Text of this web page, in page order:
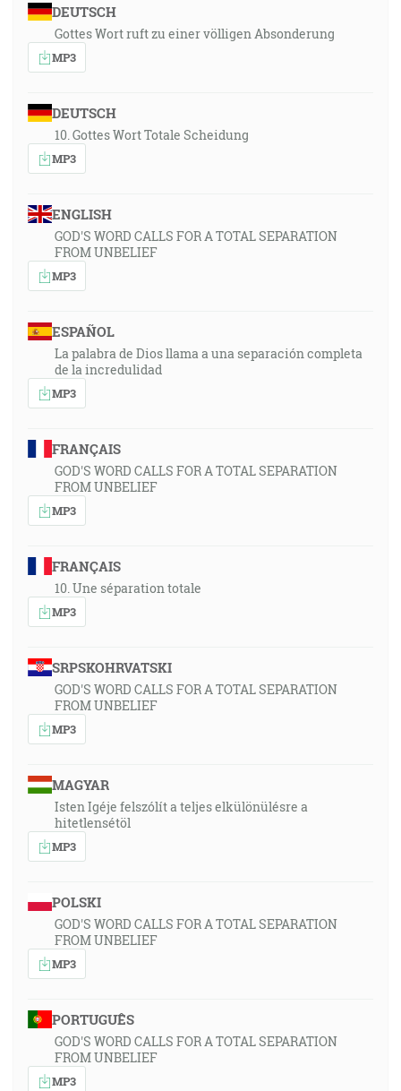
DEUTSCH
Gottes Wort ruft zu einer völligen Absonderung
MP3
DEUTSCH
10. Gottes Wort Totale Scheidung
MP3
ENGLISH
GOD'S WORD CALLS FOR A TOTAL SEPARATION
FROM UNBELIEF
MP3
ESPAÑOL
La palabra de Dios llama a una separación completa
de la incredulidad
MP3
FRANÇAIS
GOD'S WORD CALLS FOR A TOTAL SEPARATION
FROM UNBELIEF
MP3
FRANÇAIS
10. Une séparation totale
MP3
SRPSKOHRVATSKI
GOD'S WORD CALLS FOR A TOTAL SEPARATION
FROM UNBELIEF
MP3
MAGYAR
Isten Igéje felszólít a teljes elkülönülésre a
hitetlensétöl
MP3
POLSKI
GOD'S WORD CALLS FOR A TOTAL SEPARATION
FROM UNBELIEF
MP3
PORTUGUÊS
GOD'S WORD CALLS FOR A TOTAL SEPARATION
FROM UNBELIEF
MP3